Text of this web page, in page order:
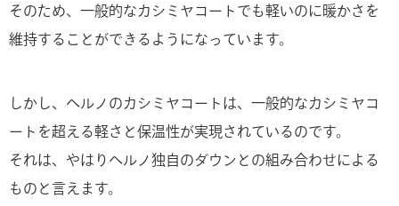
そのため、一般的なカシミヤコートでも軽いのに暖かさを
維持することができるようになっています。
しかし、ヘルノのカシミヤコートは、一般的なカシミヤコ
ートを超える軽さと保温性が実現されているのです。
それは、やはりヘルノ独自のダウンとの組み合わせによる
ものと言えます。